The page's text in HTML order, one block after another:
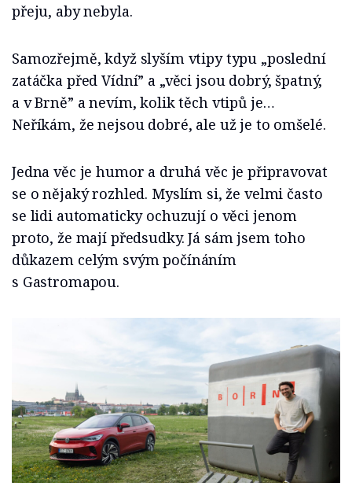
přeju, aby nebyla.
Samozřejmě, když slyším vtipy typu „poslední
zatáčka před Vídní” a „věci jsou dobrý, špatný,
a v Brně” a nevím, kolik těch vtipů je…
Neříkám, že nejsou dobré, ale už je to omšelé.
Jedna věc je humor a druhá věc je připravovat
se o nějaký rozhled. Myslím si, že velmi často
se lidi automaticky ochuzují o věci jenom
proto, že mají předsudky. Já sám jsem toho
důkazem celým svým počínáním
s Gastromapou.